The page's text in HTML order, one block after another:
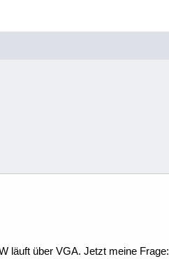
läuft über VGA. Jetzt meine Frage: